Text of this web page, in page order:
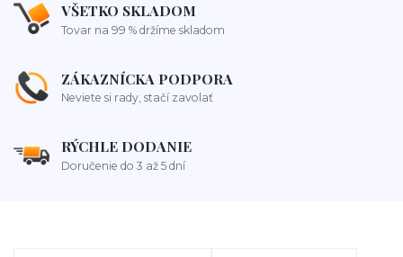
VŠETKO SKLADOM
Tovar na 99 % držíme skladom
ZÁKAZNÍCKA PODPORA
Neviete si rady, stačí zavolať
RÝCHLE DODANIE
Doručenie do 3 až 5 dní